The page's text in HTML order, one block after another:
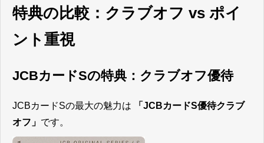
特典の比較：クラブオフ vs ポイ
ント重視
JCBカードSの特典：クラブオフ優待
JCBカードSの最大の魅力は
「JCBカードS優待クラブ
オフ」 です。